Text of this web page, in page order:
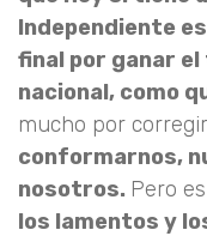
Independiente
final por ganar el
nacional, como
mucho por
conformarnos,
nosotros. Pero
los lamentos y